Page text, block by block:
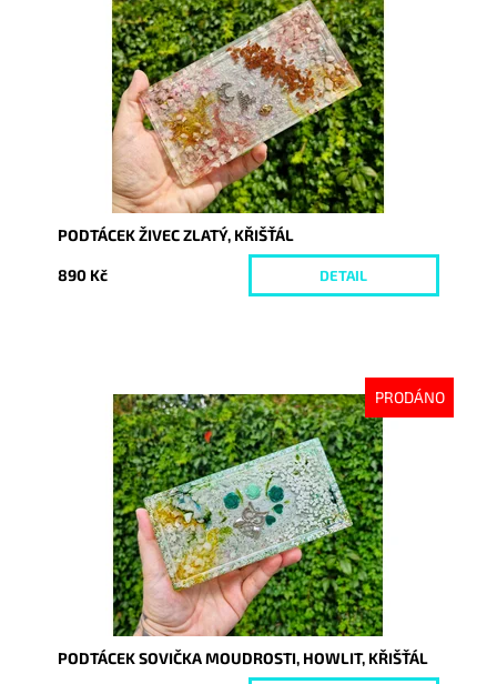
Dostupnost:
Vyprodáno
10318
PODTÁCEK ŽIVEC ZLATÝ, KŘIŠŤÁL
890 Kč DETAIL
PRODÁNO
Dostupnost:
Vyprodáno
10323
PODTÁCEK SOVIČKA MOUDROSTI, HOWLIT, KŘIŠŤÁL